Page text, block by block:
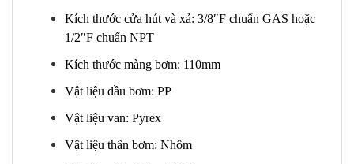
Kích thước cửa hút và xả: 3/8″F chuẩn GAS hoặc
1/2″F chuẩn NPT
Kích thước màng bơm: 110mm
Vật liệu đầu bơm: PP
Vật liệu van: Pyrex
Vật liệu thân bơm: Nhôm